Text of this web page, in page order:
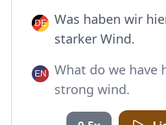
Was haben wir
starker Wind.
What do we have
strong wind.